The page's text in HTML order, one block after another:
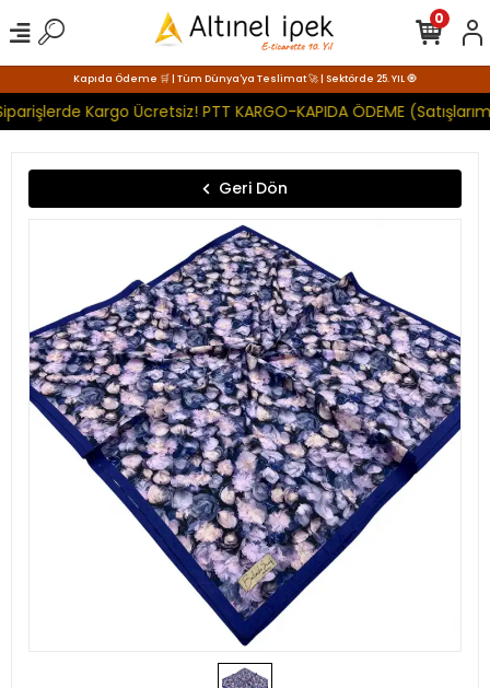
Kapıda Ödeme 🛒 | Tüm Dünya'ya Teslimat 🚀 | Sektörde 25. YIL 🧿
Kargo Ücretsiz! PTT KARGO-KAPIDA ÖDEME
0
Geri Dön